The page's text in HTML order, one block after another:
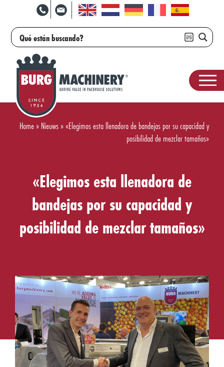
Home» Nieuws»«Elegimos esta llenadora de bandejas por su capacidad y
posibilidad de mezclar tamaños»
«Elegimos esta llenadora de
bandejas por su capacidad y
posibilidad de mezclar tamaños»